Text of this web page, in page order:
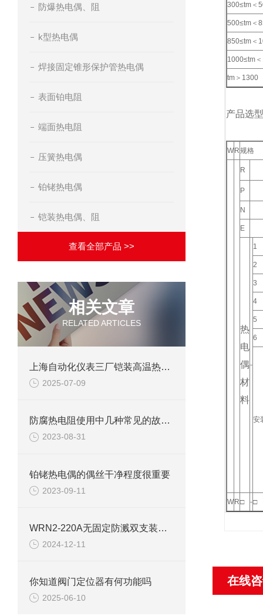
防爆热电偶、阻
k型热电偶
焊接固定锥形保护管热电偶
表面铂电阻
端面热电阻
压簧热电偶
铂铑热电偶
铠装热电偶、阻
查看全部产品 >>
相关文章
RELATED ARTICLES
上海自动化仪表三厂铠装高温热电偶有着一般热电偶不可取代的特性
2025-07-09
防腐热电阻使用中几种常见的故障处理方法
2023-08-31
铂铑热电偶的偶丝干净程度很重要
2023-09-11
WRN2-220A无固定防溅双支装配式热电偶产品资料
2024-12-11
你知道阀门定位器有何功能吗
2025-06-10
300≤tm＜
500≤tm＜
850≤tm＜
1000≤tm
tm＞1300
产品选
W R规格
R
P
N
E
热
电
偶
材
料
-
1
2
3
4
5
6
安
W R□ -□
在线